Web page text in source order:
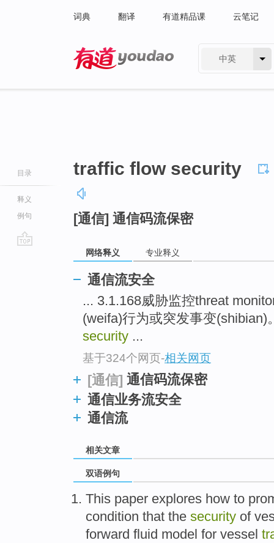
词典 翻译 有道精品课 云笔记
中英
目录
释义
例句
traffic flow security
[通信] 通信码流保密
网络释义 专业释义
通信流安全
... 3.1.168威胁监控threat
(weifa)行为或突发事变(shibian)
security ...
基于324个网页-相关网页
[通信] 通信码流保密
通信业务流安全
通信流
相关文章
双语例句
This paper explores how to
condition that the security of
forward fluid model for vessel